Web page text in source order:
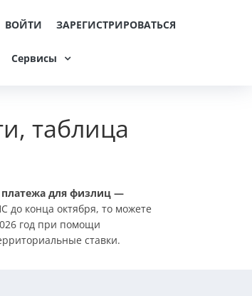
ВОЙТИ ЗАРЕГИСТРИРОВАТЬСЯ
Сервисы
таблица
для физлиц —
до конца октября, то можете
год при помощи
ставки.